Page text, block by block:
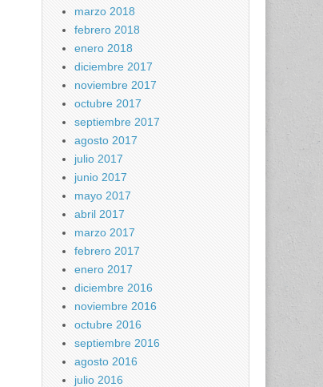
marzo 2018
febrero 2018
enero 2018
diciembre 2017
noviembre 2017
octubre 2017
septiembre 2017
agosto 2017
julio 2017
junio 2017
mayo 2017
abril 2017
marzo 2017
febrero 2017
enero 2017
diciembre 2016
noviembre 2016
octubre 2016
septiembre 2016
agosto 2016
julio 2016